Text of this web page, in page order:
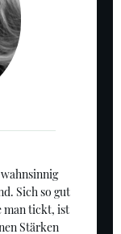
Sich so gut
man tickt, ist
Stärken